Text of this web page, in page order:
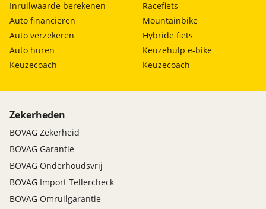
Inruilwaarde berekenen
Auto financieren
Auto verzekeren
Auto huren
Keuzecoach
Racefiets
Mountainbike
Hybride fiets
Keuzehulp e-bike
Keuzecoach
Zekerheden
BOVAG Zekerheid
BOVAG Garantie
BOVAG Onderhoudsvrij
BOVAG Import Tellercheck
BOVAG Omruilgarantie